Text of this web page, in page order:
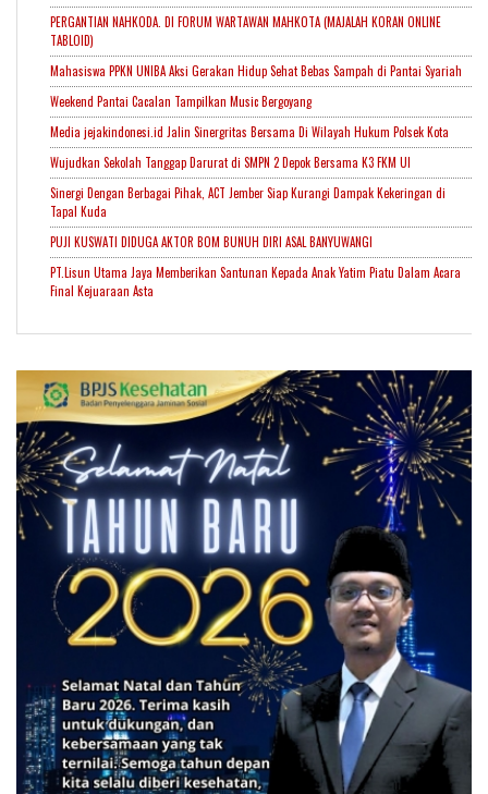
PERGANTIAN NAHKODA. DI FORUM WARTAWAN MAHKOTA (MAJALAH KORAN ONLINE
TABLOID)
Mahasiswa PPKN UNIBA Aksi Gerakan Hidup Sehat Bebas Sampah di Pantai Syariah
Weekend Pantai Cacalan Tampilkan Music Bergoyang
Media jejakindonesi.id Jalin Sinergritas Bersama Di Wilayah Hukum Polsek Kota
Wujudkan Sekolah Tanggap Darurat di SMPN 2 Depok Bersama K3 FKM UI
Sinergi Dengan Berbagai Pihak, ACT Jember Siap Kurangi Dampak Kekeringan di
Tapal Kuda
PUJI KUSWATI DIDUGA AKTOR BOM BUNUH DIRI ASAL BANYUWANGI
PT.Lisun Utama Jaya Memberikan Santunan Kepada Anak Yatim Piatu Dalam Acara
Final Kejuaraan Asta